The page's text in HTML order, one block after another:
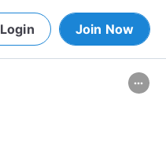
Login Join Now
more_horiz